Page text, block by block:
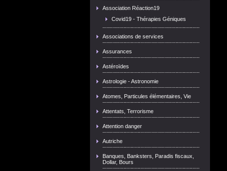
Association Réaction19
Covid19 - Thérapies Géniques
Associations de services
Assurances
Astéroïdes
Astrologie - Astronomie
Atomes, Particules élémentaires, Vie
Attentats, Terrorisme
Attention danger
Autriche
Banques, Banksters, Paradis fiscaux,
Dollar, Bours